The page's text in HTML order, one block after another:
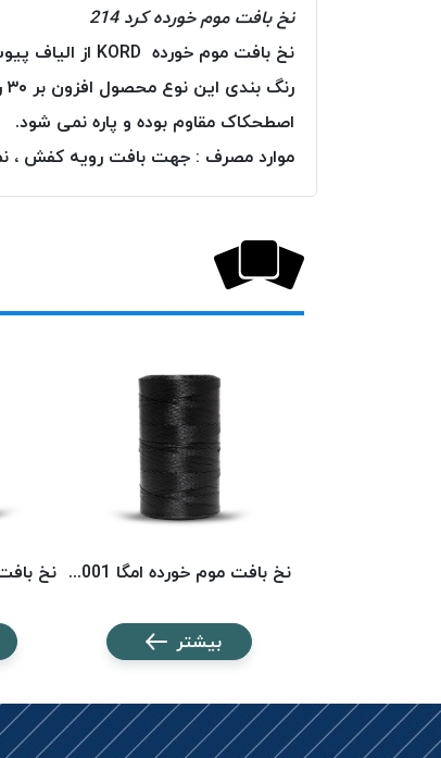
نخ بافت موم خورده کرد 214
نخ بافت موم خورده KORD از الیاف پیوسته پلی استر تولید و بطور کامل به موم آغشته گردیده است.
اصطحکاک مقاوم بوده و پاره نمی شود.
موارد مصرف : جهت بافت رویه کفش ،
نخ بافت موم خورده امگا 6001 (500 متری) OMEGA
بیشتر